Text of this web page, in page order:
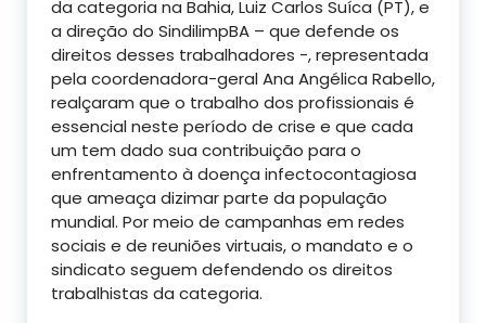
da categoria na Bahia, Luiz Carlos Suíca (PT), e
a direção do SindilimpBA – que defende os
direitos desses trabalhadores -, representada
pela coordenadora-geral Ana Angélica Rabello,
realçaram que o trabalho dos profissionais é
essencial neste período de crise e que cada
um tem dado sua contribuição para o
enfrentamento à doença infectocontagiosa
que ameaça dizimar parte da população
mundial. Por meio de campanhas em redes
sociais e de reuniões virtuais, o mandato e o
sindicato seguem defendendo os direitos
trabalhistas da categoria.